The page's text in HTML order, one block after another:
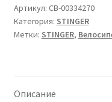
Evo
700C
•2021•синий•18•28
Артикул: CB-00334270
Категория: STINGER
Метки: STINGER,
Описание